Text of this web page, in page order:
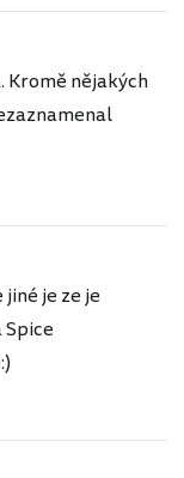
Kromě nějakých
jiné je ze je